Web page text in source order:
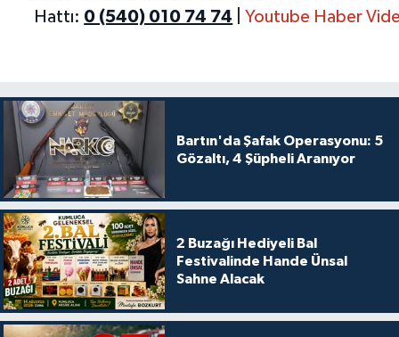
Hattı: 0 (540) 010 74 74 |Youtube Haber
Bartın'da Şafak Operasyonu: 5
Gözaltı, 4 Şüpheli Aranıyor
2 Buzağı Hediyeli Bal
Festivalinde Hande Ünsal
Sahne Alacak